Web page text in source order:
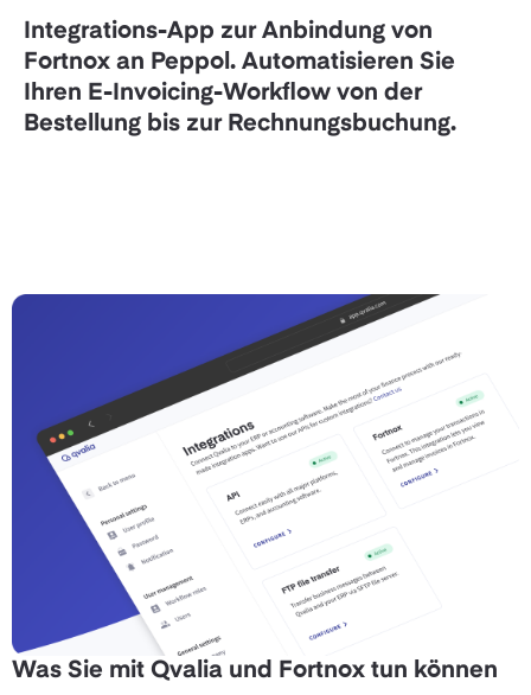
Integrations-App zur Anbindung von
Fortnox an Peppol. Automatisieren Sie
Ihren E-Invoicing-Workflow von der
Bestellung bis zur Rechnungsbuchung.
Was Sie mit Qvalia und Fortnox tun können